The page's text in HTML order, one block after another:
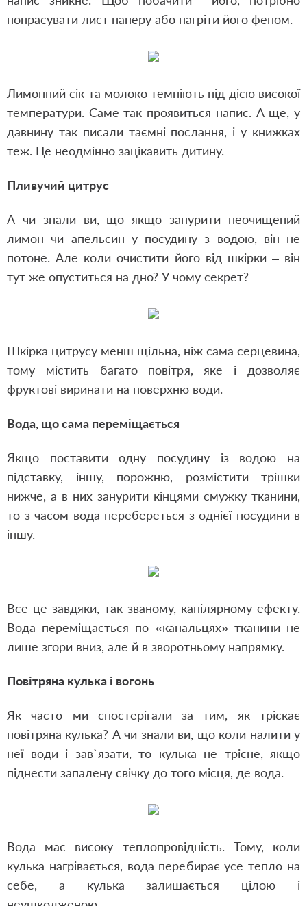
попрасувати лист паперу або нагріти його феном.
Лимонний сік та молоко темніють під дією високої
температури. Саме так проявиться напис. А ще, у
давнину так писали таємні послання, і у книжках
теж. Це неодмінно зацікавить дитину.
Пливучий цитрус
А чи знали ви, що якщо занурити неочищений
лимон чи апельсин у посудину з водою, він не
потоне. Але коли очистити його від шкірки – він
тут же опуститься на дно? У чому секрет?
Шкірка цитрусу менш щільна, ніж сама серцевина,
тому містить багато повітря, яке і дозволяє
фруктові виринати на поверхню води.
Вода, що сама переміщається
Якщо поставити одну посудину із водою на
підставку, іншу, порожню, розмістити трішки
нижче, а в них занурити кінцями смужку тканини,
то з часом вода перебереться з однієї посудини в
іншу.
Все це завдяки, так званому, капілярному ефекту.
Вода переміщається по «канальцях» тканини не
лише згори вниз, але й в зворотньому напрямку.
Повітряна кулька і вогонь
Як часто ми спостерігали за тим, як тріскає
повітряна кулька? А чи знали ви, що коли налити у
неї води і зав`язати, то кулька не трісне, якщо
піднести запалену свічку до того місця, де вода.
Вода має високу теплопровідність. Тому, коли
кулька нагрівається, вода перебирає усе тепло на
себе, а кулька залишається цілою і